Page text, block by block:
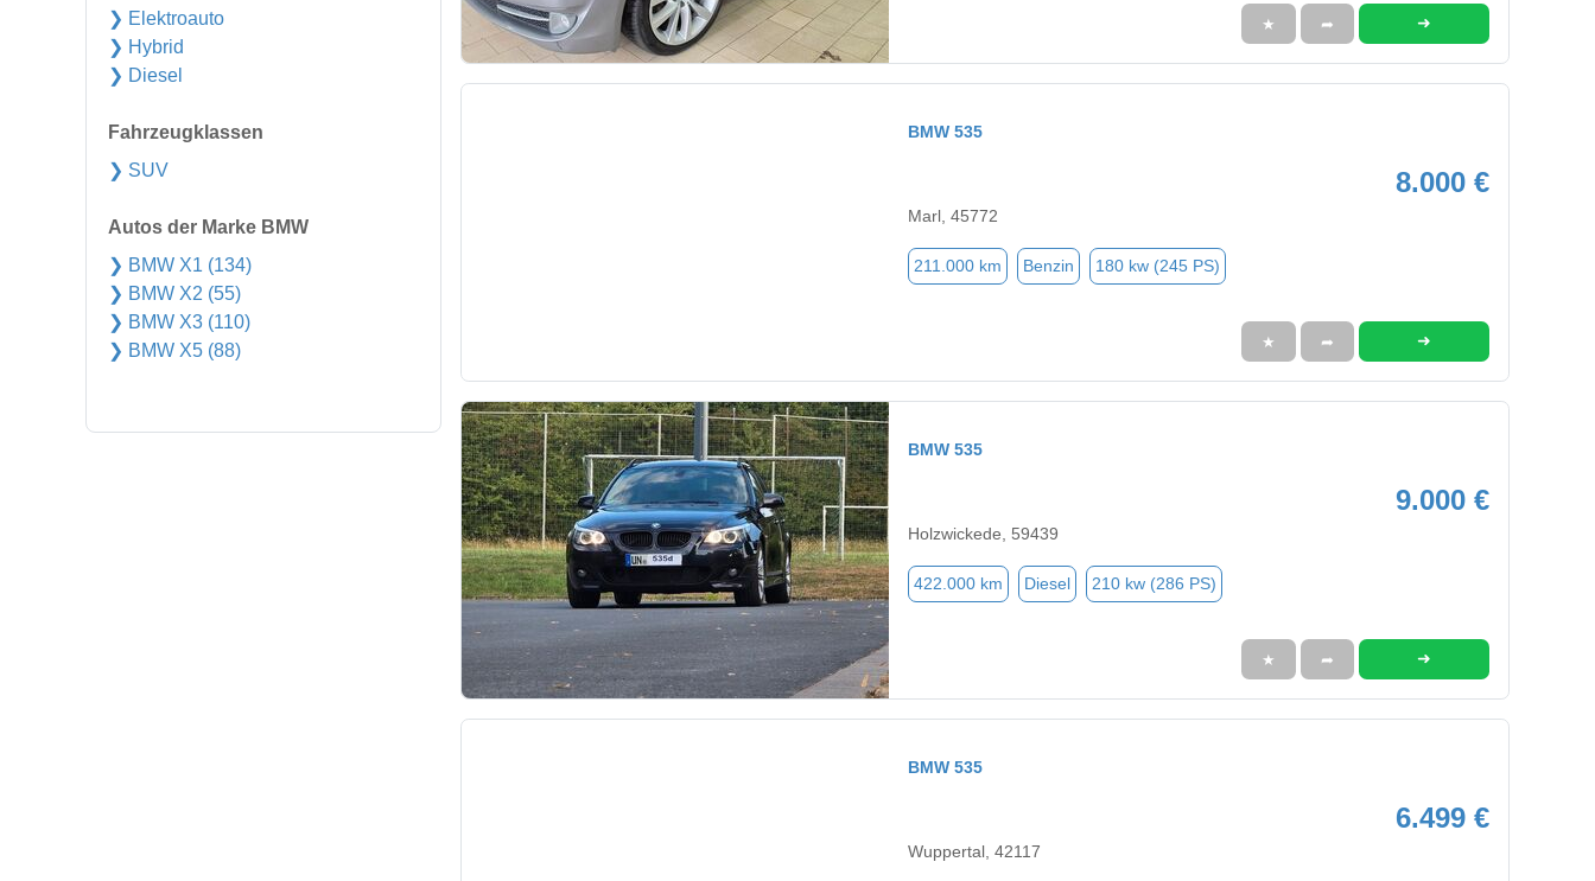
❯ Elektroauto
❯ Hybrid
❯ Diesel
Fahrzeugklassen
❯ SUV
Autos der Marke BMW
❯ BMW X1 (134)
❯ BMW X2 (55)
❯ BMW X3 (110)
❯ BMW X5 (88)
★ ➦ ➜
BMW 535
8.000 €
Marl, 45772
211.000 km Benzin 180 kw (245 PS)
★ ➦ ➜
BMW 535
9.000 €
Holzwickede, 59439
422.000 km Diesel 210 kw (286 PS)
★ ➦ ➜
BMW 535
6.499 €
Wuppertal, 42117